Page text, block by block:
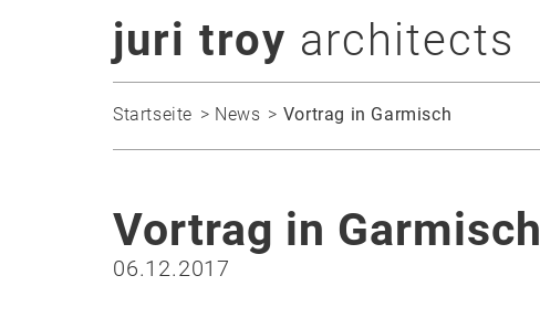
juri troy architects
Startseite News Vortrag in Garmisch
Vortrag in Garmisch
06.12.2017